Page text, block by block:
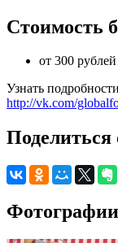
Стоимость
от 300 рублей
Узнать
http://vk.com/